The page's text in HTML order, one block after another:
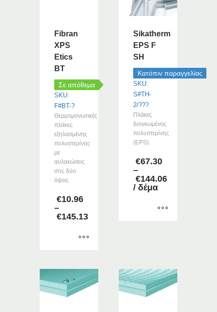
Fibran
XPS
Etics
BT
Σε απόθεμα
SKU:
F#BT-?
Θερμομονωτικές
πλάκες
εξηλασμένης
πολυστερίνης
με
αυλακώσεις
στις δύο
όψεις
€10.96
–
€145.13
range:
έχει
πολλαπλές
Sikatherm
EPS F
SH
Κατόπιν παραγγελίας
SKU:
S#TH-
2/???
Πλάκες
διογκωμένης
πολυστερίνης
(EPS).
€67.30
–
€144.06
Price
range:
€67.30
/ δέμα
πολλαπλές
παραλλαγές.
Οι